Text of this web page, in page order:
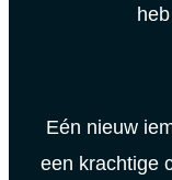
Eén nieuw
een krachtige